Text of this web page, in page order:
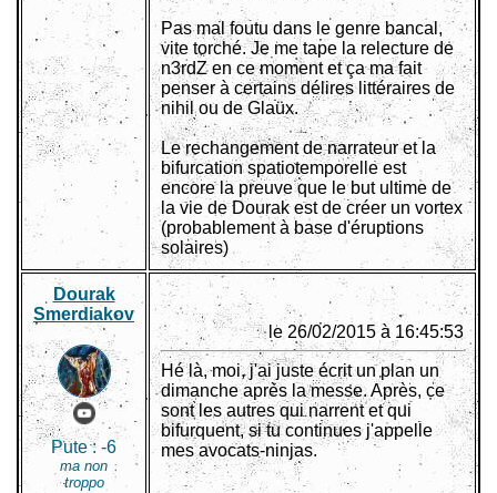
Pas mal foutu dans le genre bancal,
vite torché. Je me tape la relecture de
n3rdZ en ce moment et ça ma fait
penser à certains délires littéraires de
nihil ou de Glaüx.
Le rechangement de narrateur et la
bifurcation spatiotemporelle est
encore la preuve que le but ultime de
la vie de Dourak est de créer un vortex
(probablement à base d'éruptions
solaires)
Dourak
Smerdiakov
Pute : -6
ma non
troppo
le 26/02/2015 à 16:45:53
Hé là, moi, j'ai juste écrit un plan un
dimanche après la messe. Après, ce
sont les autres qui narrent et qui
bifurquent, si tu continues j'appelle
mes avocats-ninjas.